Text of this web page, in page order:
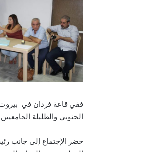
ففي قاعة فردان في بيروت،
الجنوبي والطلبلة
حضر الإجتماع إلى جانب